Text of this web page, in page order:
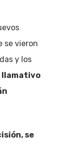
se vieron
y los
llamativo
se